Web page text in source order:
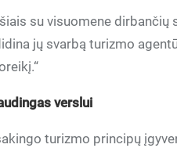
su visuomene
jų svarbą turizmo
verslui
turizmo principų